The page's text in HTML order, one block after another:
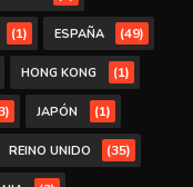
(1) ESPAÑA (49)
HONG KONG (1)
JAPÓN (1)
REINO UNIDO (35)